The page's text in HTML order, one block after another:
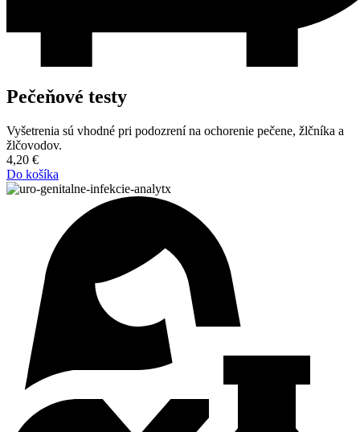
Pečeňové testy
Vyšetrenia sú vhodné pri podozrení na ochorenie pečene, žlčníka a
žlčovodov.
4,20 €
Do košíka